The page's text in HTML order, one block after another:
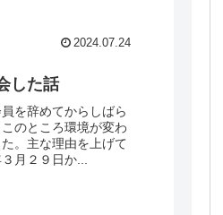
2024.07.24
した話
を辞めてからしばら
のところ環境が変わ
。主な理由を上げて
月２９日か...